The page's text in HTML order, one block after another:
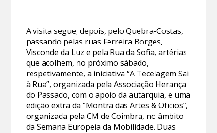
A visita segue, depois, pelo Quebra-Costas,
passando pelas ruas Ferreira Borges,
Visconde da Luz e pela Rua da Sofia, artérias
que acolhem, no próximo sábado,
respetivamente, a iniciativa “A Tecelagem Sai
à Rua”, organizada pela Associação Herança
do Passado, com o apoio da autarquia, e uma
edição extra da “Montra das Artes & Ofícios”,
organizada pela CM de Coimbra, no âmbito
da Semana Europeia da Mobilidade. Duas